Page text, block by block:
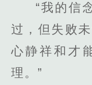
“我的信
过，但失败
心静祥和才
理。”